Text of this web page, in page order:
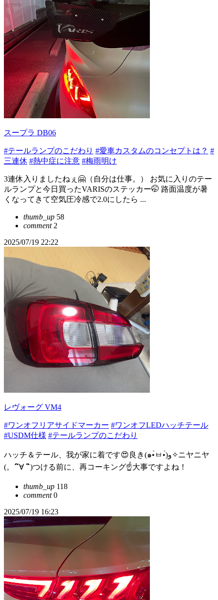
スープラ DB06
#テールランプのこだわり #愛車カスタムのコンセプトは？ #
三連休 #熱中症に注意 #梅雨明け
3連休入りましたねぇ🤗（自分は仕事。） お気に入りのテー
ルランプと今日買ったVARISのステッカー🤭 路面温度が暑
くなってきて空気圧冷感で2.0にしたら ...
thumb_up 58
comment2
2025/07/19 22:22
レヴォーグ VM4
#ワンオフリアサイドマーカー #ワンオフLEDハッチテール
#USDM仕様 #テールランプのこだわり
ハッチ＆テール、我が家に着です😍良き(๑•̀ㅂ•́)و✧ニヤニヤ
(。´´ิ∀ ´ิ)つける前に、再コーキング☝️大事ですよね！
thumb_up 118
comment0
2025/07/19 16:23